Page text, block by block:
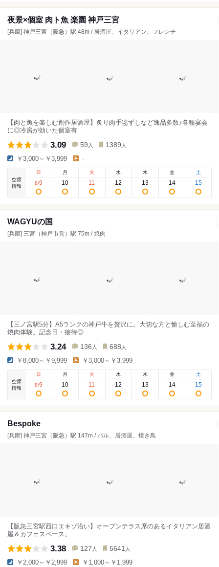
夜景×個室 肉ト魚 楽園 神戸三宮
[兵庫] 神戸三宮（阪急）駅 48m / 居酒屋、イタリアン、フレンチ
【肉と魚を楽しむ創作居酒屋】炙り肉手毬ずしなど逸品多数♪各種宴会
に◎冷房が効いた個室有
3.09 59 人 1389 人
￥3,000～￥3,999 -
空席
情報
日
8/9
月
10
火
11
水
12
木
13
金
14
土
15
WAGYUの国
[兵庫] 三宮（神戸市営）駅 75m / 焼肉
【三ノ宮駅5分】A5ランクの神戸牛を贅沢に。大切な方と愉しむ至福の
焼肉体験。記念日・接待◎
3.24 136 人 688 人
￥8,000～￥9,999 ￥3,000～￥3,999
空席
情報
日
8/9
月
10
火
11
水
12
木
13
金
14
土
15
Bespoke
[兵庫] 神戸三宮（阪急）駅 147m / バル、居酒屋、焼き鳥
【阪急三宮駅西口エキゾ沿い】オープンテラス席のあるイタリアン居酒
屋＆カフェスペース。
3.38 127 人 5641 人
￥2,000～￥2,999 ￥1,000～￥1,999